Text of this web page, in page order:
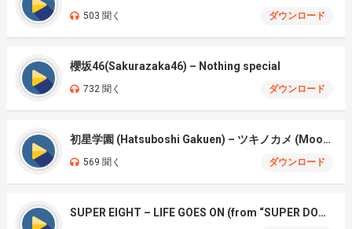
503 聞く ダウンロード
櫻坂46(Sakurazaka46) – Nothing special
732 聞く ダウンロード
初星学園 (Hatsuboshi Gakuen) – ツキノカメ (Moon Turtle)
569 聞く ダウンロード
SUPER EIGHT – LIFE GOES ON (from “SUPER DOME TOUR 二十祭”)